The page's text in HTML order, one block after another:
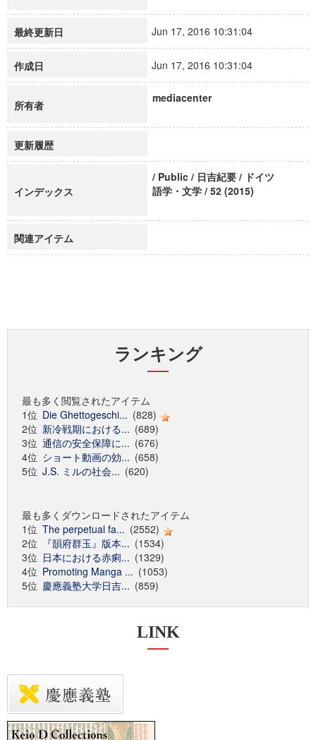
最終更新日 Jun 17, 2016 10:31:04
作成日 Jun 17, 2016 10:31:04
所有者
mediacenter
更新履歴
インデックス
/ Public / 日吉紀要 / ドイツ
語学・文学 / 52 (2015)
関連アイテム
ランキング
最も多く閲覧されたアイテム
1位 Die Ghettogeschi... (828)
2位 新冷戦期における... (689)
3位 通信の安全保障に... (676)
4位 ショート動画の効... (658)
5位 J.S. ミルの社会... (620)
最も多くダウンロードされたアイテム
1位 The perpetual fa... (2552)
2位
『韻府群玉』版本... (1534)
3位 日本における赤痢... (1329)
4位 Promoting Manga ... (1053)
5位 慶應義塾大学日吉... (859)
LINK